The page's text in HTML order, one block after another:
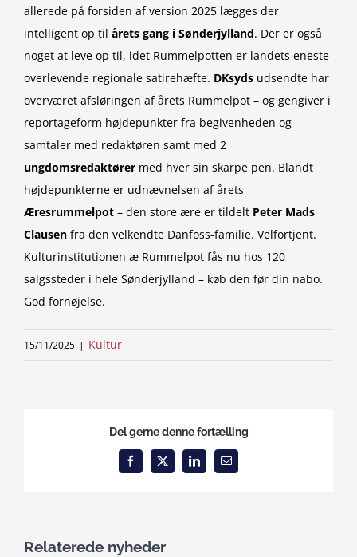
allerede på forsiden af version 2025 lægges der
intelligent op til årets gang i Sønderjylland. Der er også
noget at leve op til, idet Rummelpotten er landets eneste
overlevende regionale satirehæfte. DKsyds udsendte har
overværet afsløringen af årets Rummelpot – og gengiver i
reportageform højdepunkter fra begivenheden og
samtaler med redaktøren samt med 2
ungdomsredaktører med hver sin skarpe pen. Blandt
højdepunkterne er udnævnelsen af årets
Æresrummelpot – den store ære er tildelt Peter Mads
Clausen fra den velkendte Danfoss-familie. Velfortjent.
Kulturinstitutionen æ Rummelpot fås nu hos 120
salgssteder i hele Sønderjylland – køb den før din nabo.
God fornøjelse.
15/11/2025 | Kultur
Del gerne denne fortælling
Facebook
X LinkedInEmail
Relaterede nyheder